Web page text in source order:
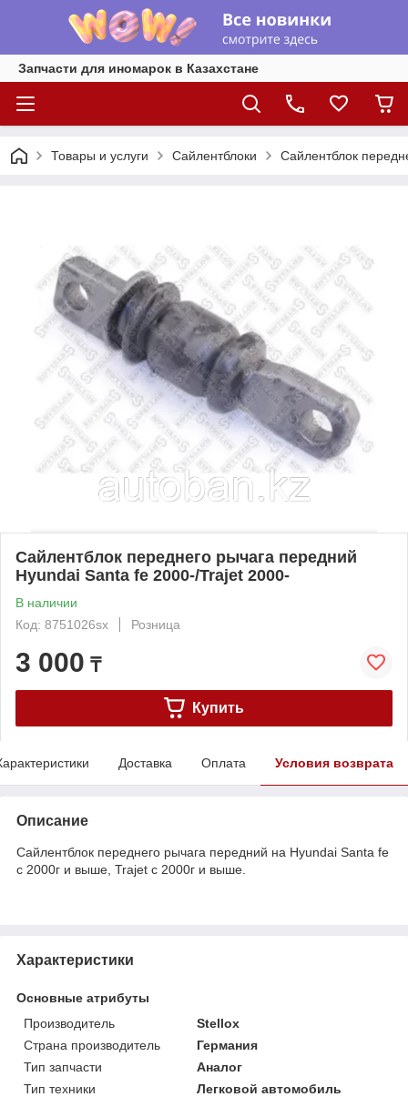
Запчасти для иномарок в Казахстане
Товары и услуги Сайлентблоки Сайлентблок
Сайлентблок переднего рычага передний
Hyundai Santa fe 2000-/Trajet 2000-
В наличии
Код: 8751026sx
Розница
3 000 ₸
Купить
Доставка Оплата Условия возврата
Описание
Сайлентблок переднего рычага передний на Hyundai Santa fe
с 2000г и выше, Trajet с 2000г и выше.
Характеристики
Основные атрибуты
Производитель
Stellox
Страна производитель
Германия
Тип запчасти
Аналог
Тип техники
Легковой автомобиль